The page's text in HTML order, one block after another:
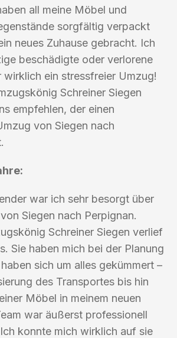
all meine Möbel und
sorgfältig verpackt
neues Zuhause gebracht. Ich
beschädigte oder verlorene
wirklich ein stressfreier Umzug!
Schreiner Siegen
empfehlen, der einen
von Siegen nach
war ich sehr besorgt über
Siegen nach Perpignan.
Schreiner Siegen verlief
Sie haben mich bei der Planung
sich um alles gekümmert –
des Transportes bis hin
Möbel in meinem neuen
war äußerst professionell
konnte mich wirklich auf sie